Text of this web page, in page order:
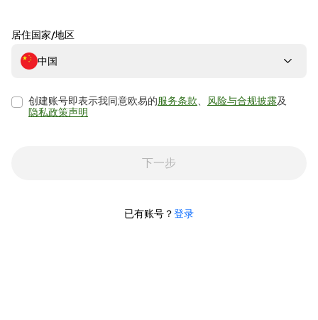
居住国家/地区
中国
创建账号即表示我同意欧易的服务条款 风险与合规披露及
隐私政策声明
下一步
已有账号？登录